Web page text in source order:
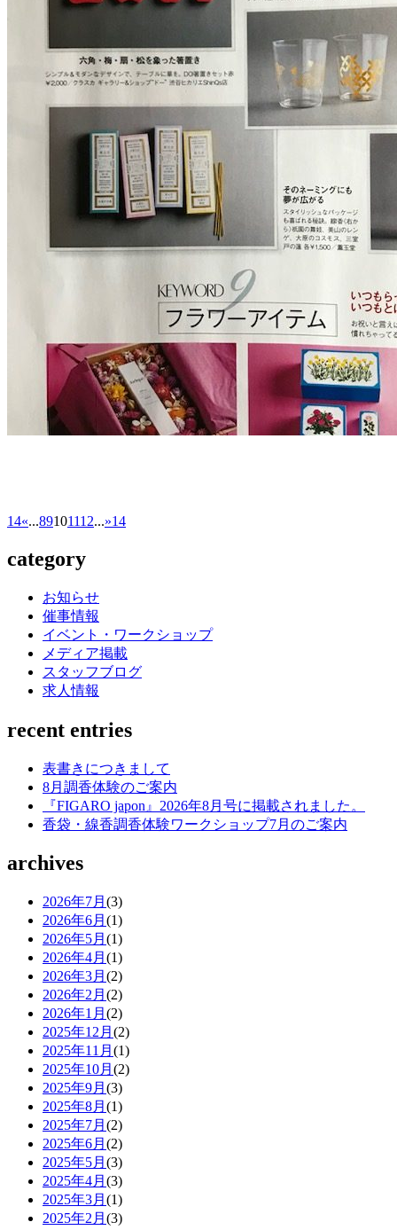
14«...89101112...»14
category
お知らせ
催事情報
イベント・ワークショップ
メディア掲載
スタッフブログ
求人情報
recent entries
表書きにつきまして
8月調香体験のご案内
『FIGARO japon』2026年8月号に掲載されました。
香袋・線香調香体験ワークショップ7月のご案内
archives
2026年7月 (3)
2026年6月 (1)
2026年5月 (1)
2026年4月 (1)
2026年3月 (2)
2026年2月 (2)
2026年1月 (2)
2025年12月 (2)
2025年11月 (1)
2025年10月 (2)
2025年9月 (3)
2025年8月 (1)
2025年7月 (2)
2025年6月 (2)
2025年5月 (3)
2025年4月 (3)
2025年3月 (1)
2025年2月 (3)